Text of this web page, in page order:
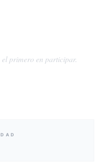
primero en participar.